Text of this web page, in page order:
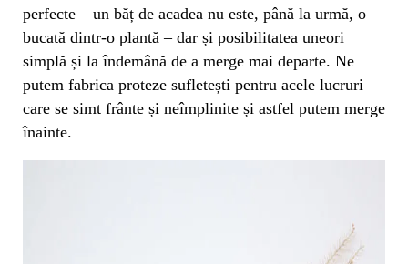
perfecte – un băț de acadea nu este, până la urmă, o
bucată dintr-o plantă – dar și posibilitatea uneori
simplă și la îndemână de a merge mai departe. Ne
putem fabrica proteze sufletești pentru acele lucruri
care se simt frânte și neîmplinite și astfel putem merge
înainte.